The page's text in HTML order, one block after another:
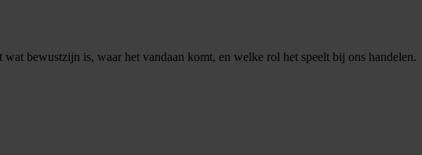
bewustzijn is, waar het vandaan komt, en welke rol het speelt bij ons handelen.